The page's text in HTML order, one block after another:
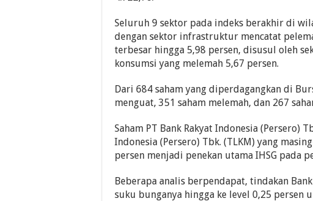
Seluruh 9 sektor pada indeks berakhir di
dengan sektor infrastruktur mencatat
terbesar hingga 5,98 persen, disusul oleh
konsumsi yang melemah 5,67 persen.
Dari 684 saham yang diperdagangkan di
menguat, 351 saham melemah, dan 267
Saham PT Bank Rakyat Indonesia (Persero)
Indonesia (Persero) Tbk. (TLKM) yang
persen menjadi penekan utama IHSG pada
Beberapa analis berpendapat, tindakan
suku bunganya hingga ke level 0,25 persen